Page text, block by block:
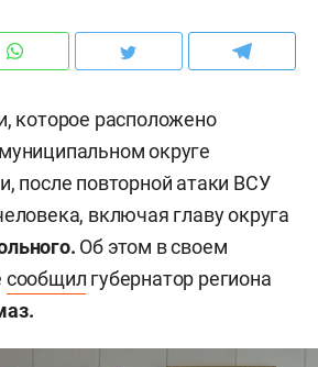
которое расположено
округе
после повторной атаки ВСУ
включая главу округа
Об этом в своем
сообщил губернатор региона